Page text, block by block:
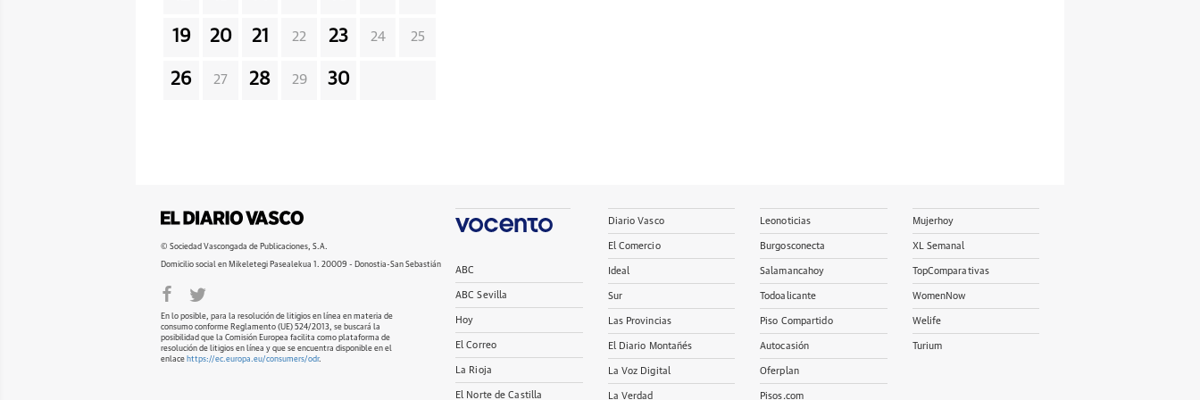
19 20 21 22 23 24 25
26 27 28 29 30
© Sociedad Vascongada de Publicaciones, S.A.
Domicilio social en Mikeletegi Pasealekua 1. 20009 - Donostia-San Sebastián
En lo posible, para la resolución de litigios en línea en materia de
consumo conforme Reglamento (UE) 524/2013, se buscará la
posibilidad que la Comisión Europea facilita como plataforma de
resolución de litigios en línea y que se encuentra disponible en el
enlace https://ec.europa.eu/consumers/odr.
ABC
ABC Sevilla
Hoy
El Correo
La Rioja
El Norte de Castilla
Diario Vasco
El Comercio
Ideal
Sur
Las Provincias
El Diario Montañés
La Voz Digital
La Verdad
Leonoticias
Burgosconecta
Salamancahoy
Todoalicante
Piso Compartido
Autocasión
Oferplan
Pisos.com
Mujerhoy
XL Semanal
TopComparativas
WomenNow
Welife
Turium